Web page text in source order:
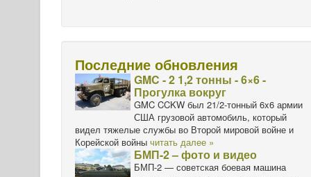
Последние обновления
GMC - 2 1,2 тонны - 6×6 -
Прогулка вокруг
GMC CCKW был 21/2-тонный 6x6 армии
США грузовой автомобиль, который
видел тяжелые службы во Второй мировой войне и
Корейской войны читать далее »
БМП-2 – фото и видео
БМП-2 — советская боевая машина